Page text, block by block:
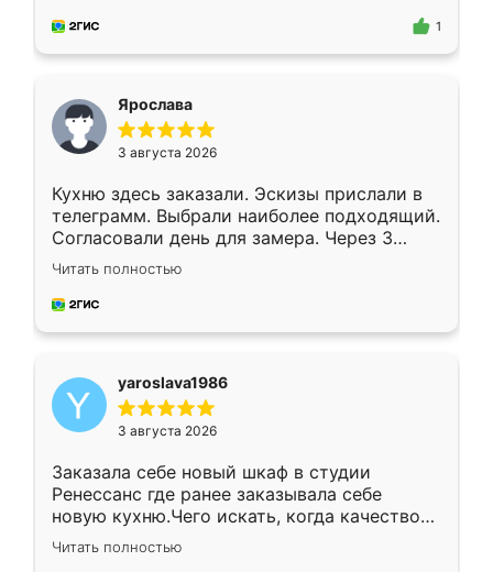
предложил по моему эскизу самый
1
Ярослава
3 августа 2026
Кухню здесь заказали. Эскизы прислали в
телеграмм. Выбрали наиболее подходящий.
Согласовали день для замера. Через 3
недели кухня была уже готова. Остались
довольны работой. Спасибо Ренессанс
мебель за качественную работу!
Читать полностью
yaroslava1986
3 августа 2026
Заказала себе новый шкаф в студии
Ренессанс где ранее заказывала себе
новую кухню.Чего искать, когда качеством
вполне довольна. Служит кухня уже почти
два года, нареканий нет.
Читать полностью